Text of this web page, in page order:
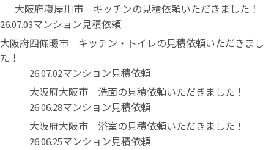
大阪府寝屋川市 キッチンの見積依頼いただきました！
26.07.03マンション見積依頼
大阪府四條畷市 キッチン・トイレの見積依頼いただきまし
た！
26.07.02マンション見積依頼
大阪府大阪市 洗面の見積依頼いただきました！
26.06.28マンション見積依頼
大阪府大阪市 浴室の見積依頼いただきました！
26.06.25マンション見積依頼